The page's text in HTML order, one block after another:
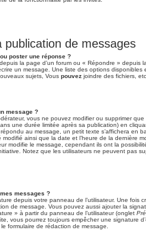
publication de messages
poster une réponse ?
la page d’un forum ou « Répondre » depuis
un message. Une liste des options
sujets, Vous pouvez joindre des fichiers,
message ?
vous ne pouvez modifier ou supprimer
une durée limitée après sa publication) en
au message, un petit texte s’affichera en
modifié ainsi que la date et l’heure de la dernière
modifie le message, cependant ils ont la
Notez que les utilisateurs ne peuvent pas
messages ?
depuis votre panneau de l’utilisateur. Une fois
de message. Vous pouvez aussi ajouter la
» à partir du panneau de l’utilisateur (onglet
vous pourrez toujours empêcher une signature
formulaire de rédaction de message.